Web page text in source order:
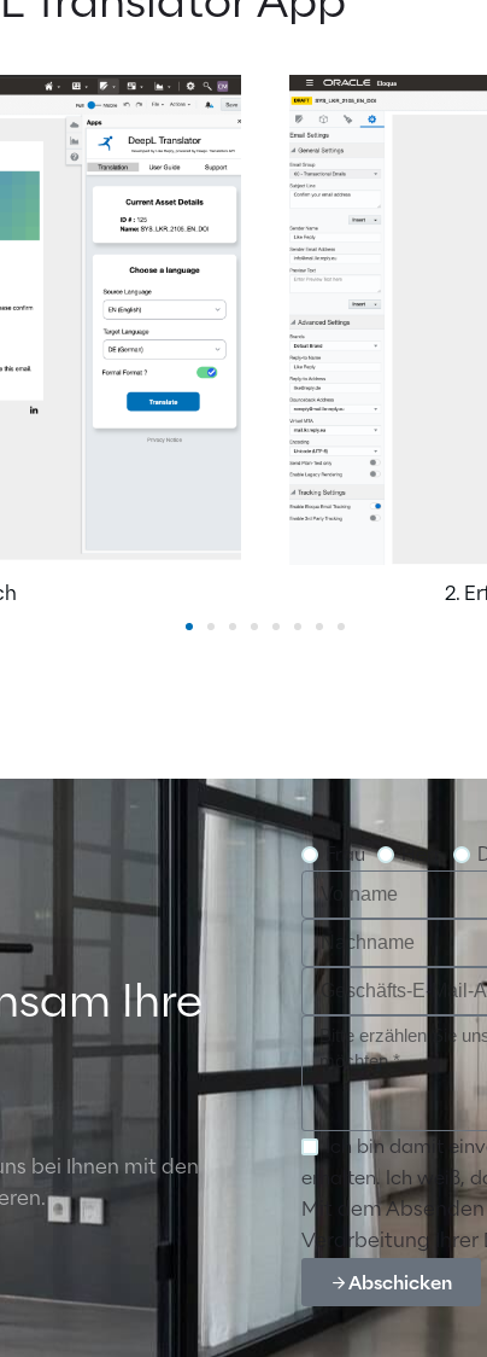
2.
Ihre
bei Ihnen mit den
Frau Herr
Ich bin damit
erhalten. Ich weiß,
Mit dem
Verarbeitung Ihrer
Abschicken